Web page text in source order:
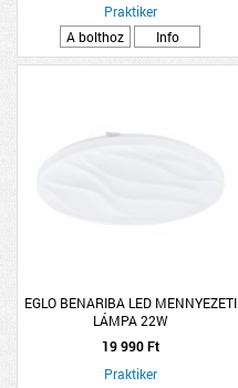
Praktiker
A bolthoz
Info
EGLO BENARIBA LED MENNYEZETI
LÁMPA 22W
19 990 Ft
Praktiker